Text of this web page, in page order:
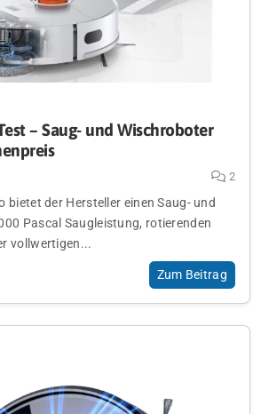
– Saug- und Wischroboter
2
bietet der Hersteller einen Saug- und
Pascal Saugleistung, rotierenden
vollwertigen...
Zum Beitrag